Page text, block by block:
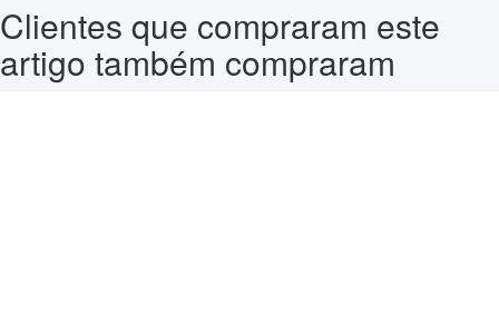
Clientes que compraram este
artigo também compraram